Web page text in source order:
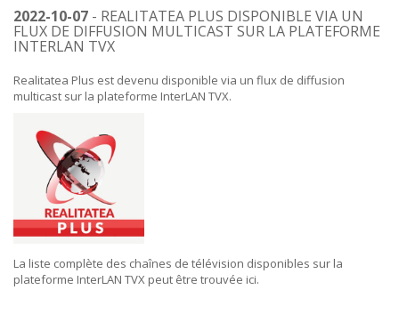
2022-10-07 - REALITATEA PLUS DISPONIBLE VIA UN
FLUX DE DIFFUSION MULTICAST SUR LA PLATEFORME
INTERLAN TVX
Realitatea Plus est devenu disponible via un flux de diffusion
multicast sur la plateforme InterLAN TVX.
La liste complète des chaînes de télévision disponibles sur la
plateforme InterLAN TVX peut être trouvée ici.